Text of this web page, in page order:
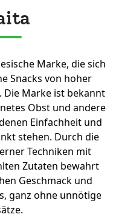
Marke, die sich
Snacks von hoher
Marke ist bekannt
Obst und andere
Einfachheit und
stehen. Durch die
Techniken mit
Zutaten bewahrt
Geschmack und
ganz ohne unnötige